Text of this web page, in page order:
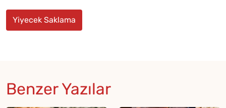
Yiyecek Saklama
Benzer Yazılar